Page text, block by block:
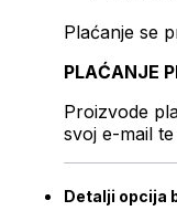
Plaćanje se
PLAĆANJE
Proizvode
svoj e-mail
Detalji opcija